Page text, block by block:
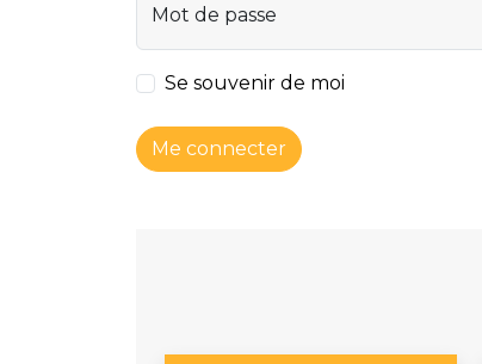
Mot de passe
Se souvenir de moi
Me connecter